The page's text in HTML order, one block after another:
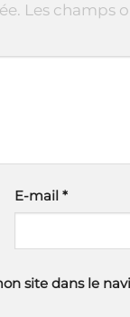
Les champs
E-mail *
site dans le